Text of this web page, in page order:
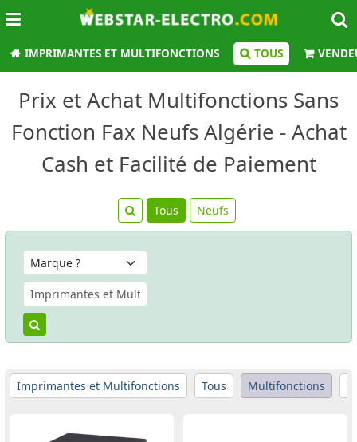
IMPRIMANTES ET MULTIFONCTIONS TOUS
Prix et Achat Multifonctions Sans
Fonction Fax Neufs Algérie - Achat
Cash et Facilité de Paiement
Tous Neufs
Imprimantes et Multifonctions Tous Multifonctions